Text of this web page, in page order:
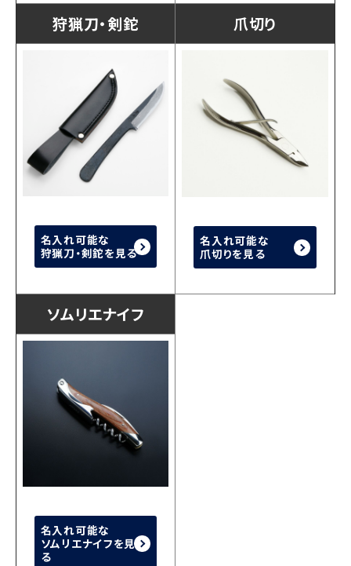
狩猟刀・剣鉈 爪切り
名入れ可能な
狩猟刀・剣鉈を見る
名入れ可能な
爪切りを見る
ソムリエナイフ
名入れ可能な
ソムリエナイフを見
る